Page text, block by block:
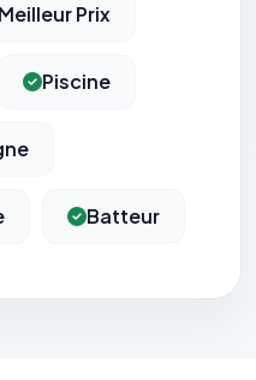
Meilleur Prix
Piscine
Batteur